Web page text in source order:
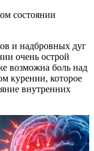
состоянии
и надбровных дуг
очень острой
возможна боль над
курении, которое
внутренних